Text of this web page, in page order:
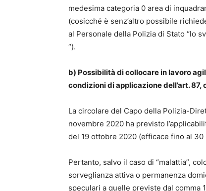
medesima categoria 0 area di
(cosicché è senz’altro possibile
al Personale della Polizia di Stato “lo
“).
b) Possibilità di collocare in lavoro
condizioni di applicazione dell’art. 87,
La circolare del Capo della Polizia-
novembre 2020 ha previsto
del 19 ottobre 2020 (efficace fino al
Pertanto, salvo il caso di “malattia”,
sorveglianza attiva o permanenza
speculari a quelle previste dal comma